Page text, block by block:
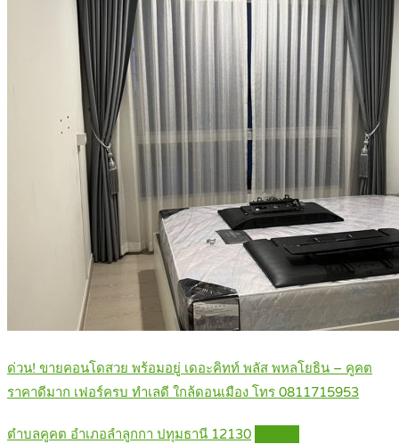
ด่วน! ขายคอนโดสวย พร้อมอยู่ เดอะคิทท์ พลัส พหลโยธิน – คูคต
ราคาดีมาก เฟอร์ครบ ทำเลดี ใกล้ดอนเมือง โทร 0811715953
ตำบลคูคต อำเภอลำลูกกา ปทุมธานี 12130